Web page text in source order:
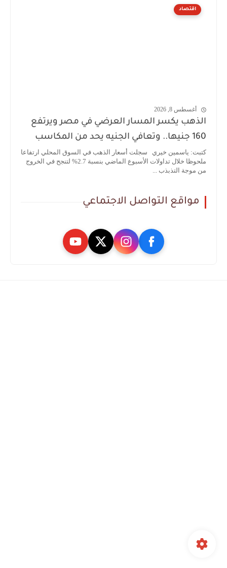
اقتصاد
أغسطس 8, 2026
الذهب يكسر المسار العرضي في مصر ويرتفع
160 جنيها.. وتعافي الجنيه يحد من المكاسب
كتبت: ياسمين خيري سجلت أسعار الذهب في السوق المحلي ارتفاعا
ملحوظا خلال تداولات الأسبوع الماضي بنسبة 2.7% لتنجح في الخروج
من موجة التذبذب ...
مواقع التواصل الاجتماعي